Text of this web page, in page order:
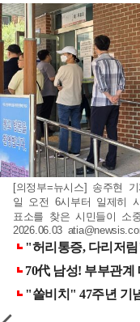
[의정부=뉴시스] 송주현
일 오전 6시부터 일제히
표소를 찾은 시민들이 소
2026.06.03